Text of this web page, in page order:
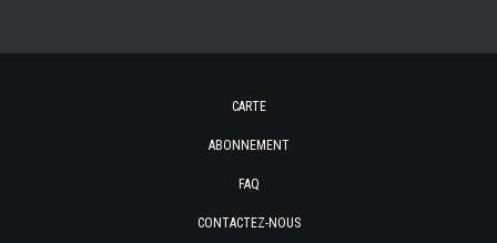
CARTE
ABONNEMENT
FAQ
CONTACTEZ-NOUS